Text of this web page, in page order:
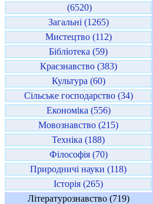
(6520)
Загальні (1265)
Мистецтво (112)
Бібліотека (59)
Краєзнавство (383)
Культура (60)
Сільське господарство (34)
Економіка (556)
Мовознавство (215)
Техніка (188)
Філософія (70)
Природничі науки (118)
Історія (265)
Літературознавство (719)